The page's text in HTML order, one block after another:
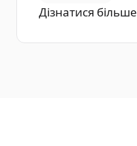
Дізнатися більше